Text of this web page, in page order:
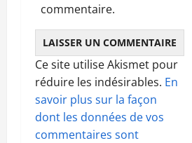
commentaire.
Ce site utilise Akismet pour
réduire les indésirables. En
savoir plus sur la façon
dont les données de vos
commentaires sont